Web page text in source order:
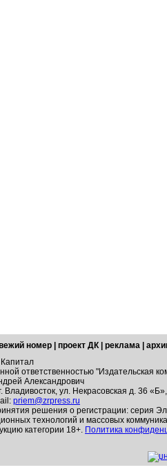
номер проект ДК реклама
ответственностью "Издательская
Александрович
Владивосток, ул. Некрасовская д. 36
priem@zrpress.ru
решения о регистрации: серия
технологий и массовых
категории 18+. Политика